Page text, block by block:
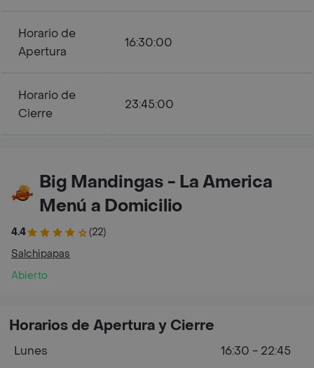
Horario de
Apertura
16:30:00
Horario de
Cierre
23:45:00
Big Mandingas - La America
Menú a Domicilio
4.4
(22)
Salchipapas
Abierto
Horarios de Apertura y Cierre
Lunes
16:30 - 22:45